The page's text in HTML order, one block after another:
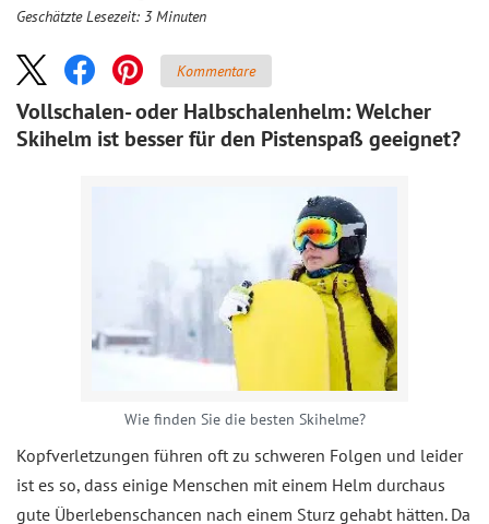
Geschätzte Lesezeit: 3 Minuten
Kommentare
Vollschalen- oder Halbschalenhelm: Welcher
Skihelm ist besser für den Pistenspaß geeignet?
Wie finden Sie die besten Skihelme?
Kopfverletzungen führen oft zu schweren Folgen und leider
ist es so, dass einige Menschen mit einem Helm durchaus
gute Überlebenschancen nach einem Sturz gehabt hätten. Da